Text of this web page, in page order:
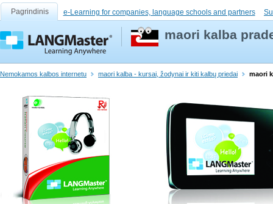
Pagrindinis e-Learning for companies, language schools and partners
maori kalba
Nemokamos kalbos internetu maori kalba - kursai, žodynai ir kiti kalbų priedai maori